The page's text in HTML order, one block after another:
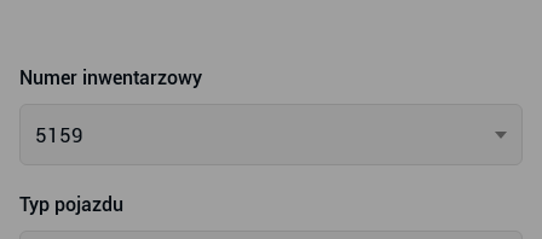
Numer inwentarzowy
5159
Typ pojazdu